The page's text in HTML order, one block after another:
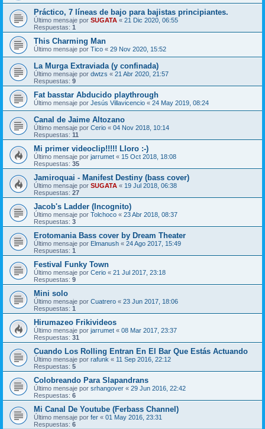
Práctico, 7 líneas de bajo para bajistas principiantes.
Último mensaje por SUGATA « 21 Dic 2020, 06:55
Respuestas: 1
This Charming Man
Último mensaje por Tico « 29 Nov 2020, 15:52
La Murga Extraviada (y confinada)
Último mensaje por dwtzs « 21 Abr 2020, 21:57
Respuestas: 9
Fat basstar Abducido playthrough
Último mensaje por Jesús Villavicencio « 24 May 2019, 08:24
Canal de Jaime Altozano
Último mensaje por Cerio « 04 Nov 2018, 10:14
Respuestas: 11
Mi primer videoclip!!!!! Lloro :-)
Último mensaje por jarrumet « 15 Oct 2018, 18:08
Respuestas: 35
Jamiroquai - Manifest Destiny (bass cover)
Último mensaje por SUGATA « 19 Jul 2018, 06:38
Respuestas: 27
Jacob's Ladder (Incognito)
Último mensaje por Tolchoco « 23 Abr 2018, 08:37
Respuestas: 3
Erotomania Bass cover by Dream Theater
Último mensaje por Elmanush « 24 Ago 2017, 15:49
Respuestas: 1
Festival Funky Town
Último mensaje por Cerio « 21 Jul 2017, 23:18
Respuestas: 9
Mini solo
Último mensaje por Cuatrero « 23 Jun 2017, 18:06
Respuestas: 1
Hirumazeo Frikivideos
Último mensaje por jarrumet « 08 Mar 2017, 23:37
Respuestas: 31
Cuando Los Rolling Entran En El Bar Que Estás Actuando
Último mensaje por rafunk « 11 Sep 2016, 22:12
Respuestas: 5
Colobreando Para Slapandrans
Último mensaje por srhangover « 29 Jun 2016, 22:42
Respuestas: 6
Mi Canal De Youtube (Ferbass Channel)
Último mensaje por fer « 01 May 2016, 23:31
Respuestas: 6